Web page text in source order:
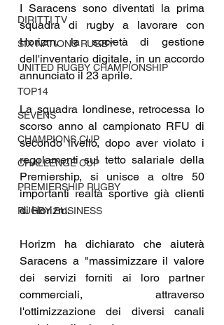
DIRITTI TV
SIX NATIONS RUGBY
UNITED RUGBY CHAMPIONSHIP
TOP14
SEVENS
CHAMPIONS CUP
CHALLENGE CUP
PREMIERSHIP RUGBY
RUGBY BUSINESS
I Saracens sono diventati la prima
squadra di rugby a lavorare con
Horizm, la società di gestione
dell'inventario digitale, in un accordo
annunciato il 23 aprile.
La squadra londinese, retrocessa lo
scorso anno al campionato RFU di
secondo livello, dopo aver violato i
regolamenti sul tetto salariale della
Premiership, si unisce a oltre 50
importanti realtà sportive già clienti
di Horizm.
Horizm ha dichiarato che aiuterà
Saracens a "massimizzare il valore
dei servizi forniti ai loro partner
commerciali, attraverso
l'ottimizzazione dei diversi canali